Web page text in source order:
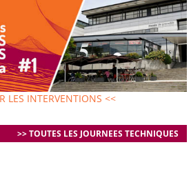
LES INTERVENTIONS <<
>> TOUTES LES JOURNEES TECHNIQUES